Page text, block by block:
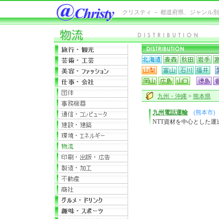
クリスティ － 都道府県、ジャンル
九州・沖縄 > 熊本県
九州電話運輸
(熊本市)
NTT資材を中心とした